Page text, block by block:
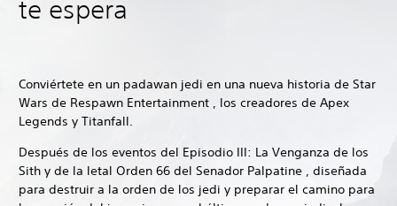
te espera
Conviértete en un padawan jedi en una nueva historia de Star
Wars de Respawn Entertainment , los creadores de Apex
Legends y Titanfall.
Después de los eventos del Episodio III: La Venganza de los
Sith y de la letal Orden 66 del Senador Palpatine , diseñada
para destruir a la orden de los jedi y preparar el camino para